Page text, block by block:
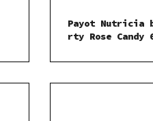
Payot Nutricia
rty Rose Candy